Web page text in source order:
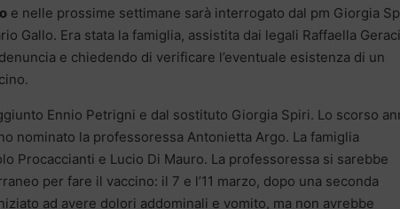
e nelle prossime settimane sarà interrogato dal pm Giorgia
Gallo. Era stata la famiglia, assistita dai legali Raffaella
e chiedendo di verificare l’eventuale esistenza di un
Ennio Petrigni e dal sostituto Giorgia Spiri. Lo scorso
nominato la professoressa Antonietta Argo. La famiglia
Procaccianti e Lucio Di Mauro. La professoressa si sarebbe
per fare il vaccino: il 7 e l’11 marzo, dopo una seconda
ad avere dolori addominali e vomito, ma non avrebbe